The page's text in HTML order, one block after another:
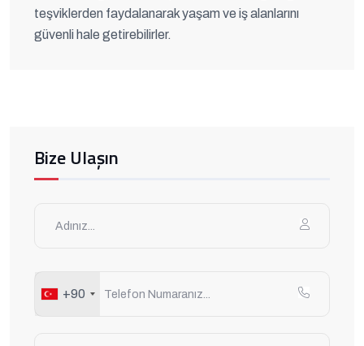
teşviklerden faydalanarak yaşam ve iş alanlarını
güvenli hale getirebilirler.
Bize Ulaşın
+90